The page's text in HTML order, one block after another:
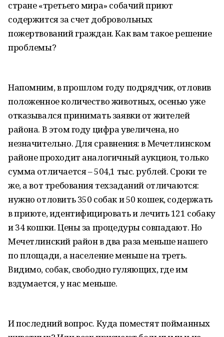
стране «третьего мира» собачий приют
содержится за счет добровольных
пожертвований граждан. Как вам такое решение
проблемы?
Напомним, в прошлом году подрядчик, отловив
положенное количество животных, осенью уже
отказывался принимать заявки от жителей
района. В этом году цифра увеличена, но
незначительно. Для сравнения: в Мечетлинском
районе проходит аналогичный аукцион, только
сумма отличается – 504,1 тыс. рублей. Сроки те
же, а вот требования техзаданий отличаются:
нужно отловить 350 собак и 50 кошек, содержать
в приюте, идентифицировать и лечить 121 собаку
и 34 кошки. Цены за процедуры совпадают. Но
Мечетлинский район в два раза меньше нашего
по площади, а население меньше на треть.
Видимо, собак, свободно гуляющих, где им
вздумается, у нас меньше.
И последний вопрос. Куда поместят пойманных